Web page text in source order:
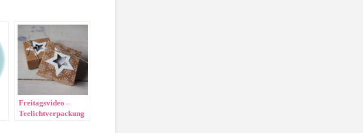
Freitagsvideo –
Teelichtverpackung